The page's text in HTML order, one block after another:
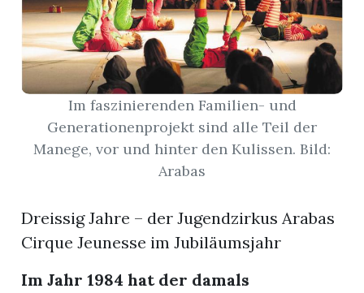
Im faszinierenden Familien- und
Generationenprojekt sind alle Teil der
Manege, vor und hinter den Kulissen. Bild:
Arabas
Dreissig Jahre – der Jugendzirkus Arabas
Cirque Jeunesse im Jubiläumsjahr
Im Jahr 1984 hat der damals